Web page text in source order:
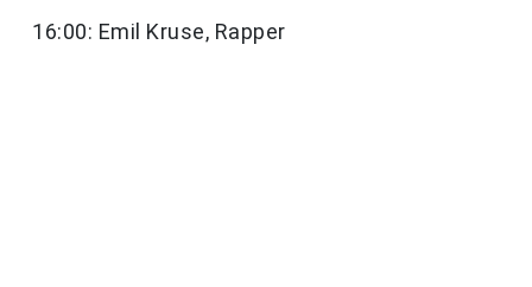
16:00: Emil Kruse, Rapper